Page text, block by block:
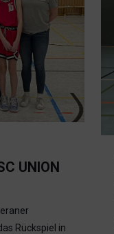
UNION
Rückspiel in